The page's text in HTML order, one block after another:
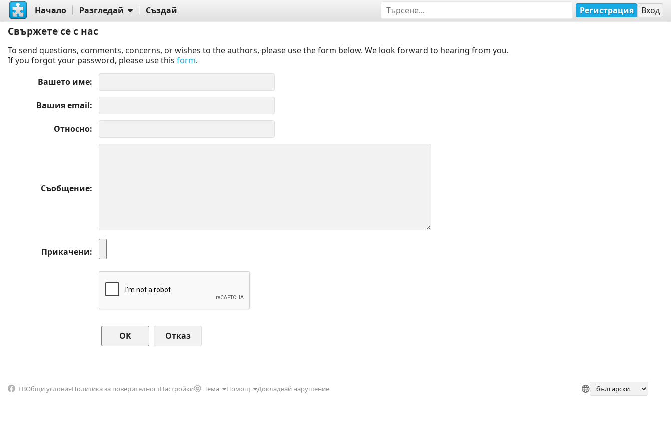
Начало Разгледай Създай Регистрация Вход
Свържете се с нас
To send questions, comments, concerns, or wishes to the authors, please use the form below. We look forward to hearing from you.
If you forgot your password, please use this form.
Вашето име
Вашия email
Относно
Съобщение
Прикачени
Отказ
FBОбщи условияПолитика за поверителностНастройки Тема Помощ Докладвай нарушение